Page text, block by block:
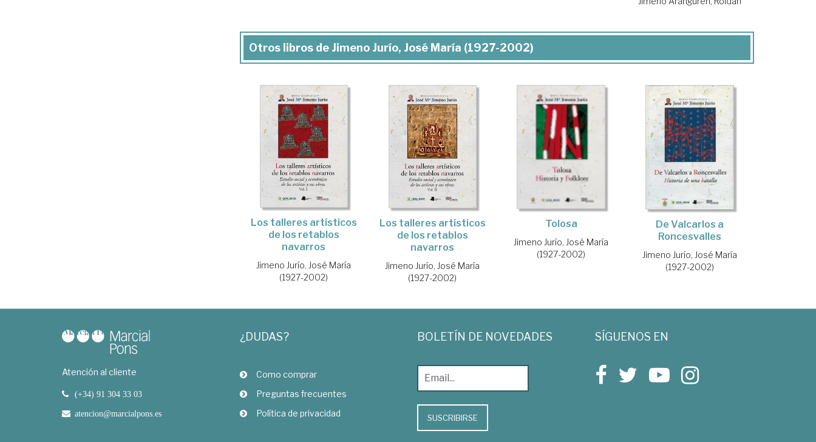
Otros libros de Jimeno Jurío, José María (1927-2002)
Los talleres artísticos
de los retablos
navarros
Jimeno Jurío, José María
(1927-2002)
Los talleres artísticos
de los retablos
navarros
Jimeno Jurío, José María
(1927-2002)
Tolosa
Jimeno Jurío, José María
(1927-2002)
De Valcarlos a
Roncesvalles
Jimeno Jurío, José María
(1927-2002)
Atención al cliente
(+34) 91 304 33 03
atencion@marcialpons.es
¿DUDAS?
Como comprar
Preguntas frecuentes
Política de privacidad
BOLETÍN DE NOVEDADES
SUSCRIBIRSE
SÍGUENOS EN